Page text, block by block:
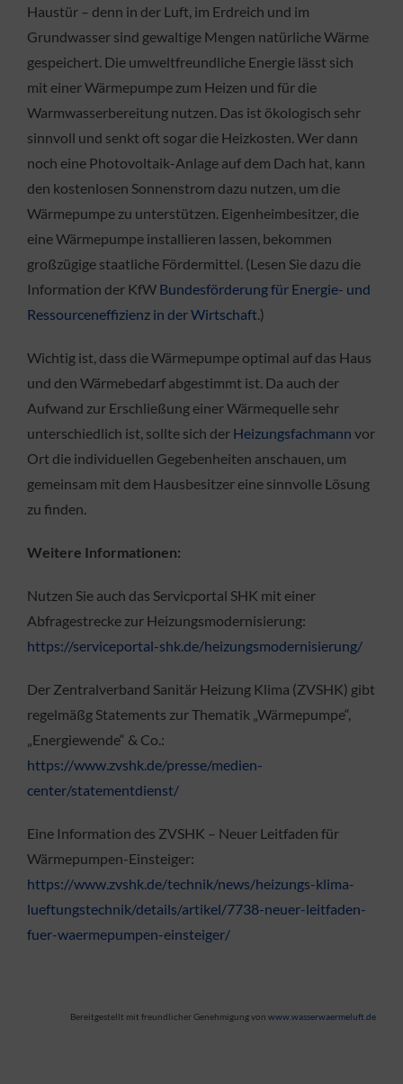
Haustür – denn in der Luft, im Erdreich und im
Grundwasser sind gewaltige Mengen natürliche Wärme
gespeichert. Die umweltfreundliche Energie lässt sich
mit einer Wärmepumpe zum Heizen und für die
Warmwasserbereitung nutzen. Das ist ökologisch sehr
sinnvoll und senkt oft sogar die Heizkosten. Wer dann
noch eine Photovoltaik-Anlage auf dem Dach hat, kann
den kostenlosen Sonnenstrom dazu nutzen, um die
Wärmepumpe zu unterstützen. Eigenheimbesitzer, die
eine Wärmepumpe installieren lassen, bekommen
großzügige staatliche Fördermittel. (Lesen Sie dazu die
Information der KfW Bundesförderung für Energie- und
Ressourceneffizienz in der Wirtschaft.)
Wichtig ist, dass die Wärmepumpe optimal auf das Haus
und den Wärmebedarf abgestimmt ist. Da auch der
Aufwand zur Erschließung einer Wärmequelle sehr
unterschiedlich ist, sollte sich der Heizungsfachmann vor
Ort die individuellen Gegebenheiten anschauen, um
gemeinsam mit dem Hausbesitzer eine sinnvolle Lösung
zu finden.
Weitere Informationen:
Nutzen Sie auch das Servicportal SHK mit einer
Abfragestrecke zur Heizungsmodernisierung:
https://serviceportal-shk.de/heizungsmodernisierung/
Der Zentralverband Sanitär Heizung Klima (ZVSHK) gibt
regelmäßg Statements zur Thematik „Wärmepumpe“,
„Energiewende“ & Co.:
https://www.zvshk.de/presse/medien-
center/statementdienst/
Eine Information des ZVSHK – Neuer Leitfaden für
Wärmepumpen-Einsteiger:
https://www.zvshk.de/technik/news/heizungs-klima-
lueftungstechnik/details/artikel/7738-neuer-leitfaden-
fuer-waermepumpen-einsteiger/
Bereitgestellt mit freundlicher Genehmigung vonwww.wasserwaermeluft.de